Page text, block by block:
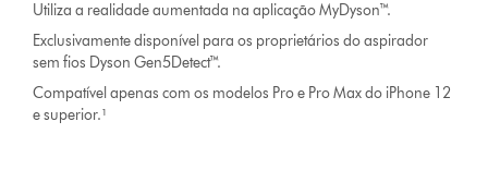
Utiliza a realidade aumentada na aplicação MyDyson™.
Exclusivamente disponível para os proprietários do aspirador
sem fios Dyson Gen5Detect™.
Compatível apenas com os modelos Pro e Pro Max do iPhone 12
e superior.¹